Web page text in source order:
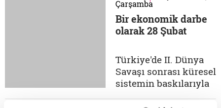
bütün kapıların
kapandığı bir
dönemde Bilgi
burs alan pek çok
öğrenci gibi yeni bir
umut taşıyordum.
söylenen,...
Çarşamba
Bir ekonomik darbe
olarak 28 Şubat
Türkiye'de II. Dünya
Savaşı sonrası küresel
sistemin baskılarıyla